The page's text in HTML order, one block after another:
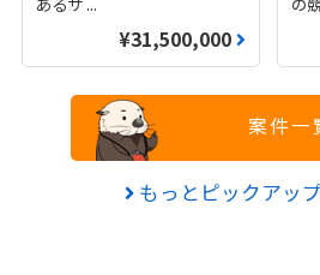
¥31,500,000
案件一
もっとピックアッ